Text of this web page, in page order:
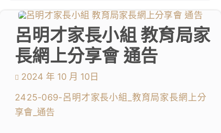
學生成就與學校活動
我們的聯繫
入學資訊
下載區
呂明才家長小組 教育局家
長網上分享會 通告
2024 年 10 月 10日
2425-069-呂明才家長小組_教育局家長網上分
享會_通告